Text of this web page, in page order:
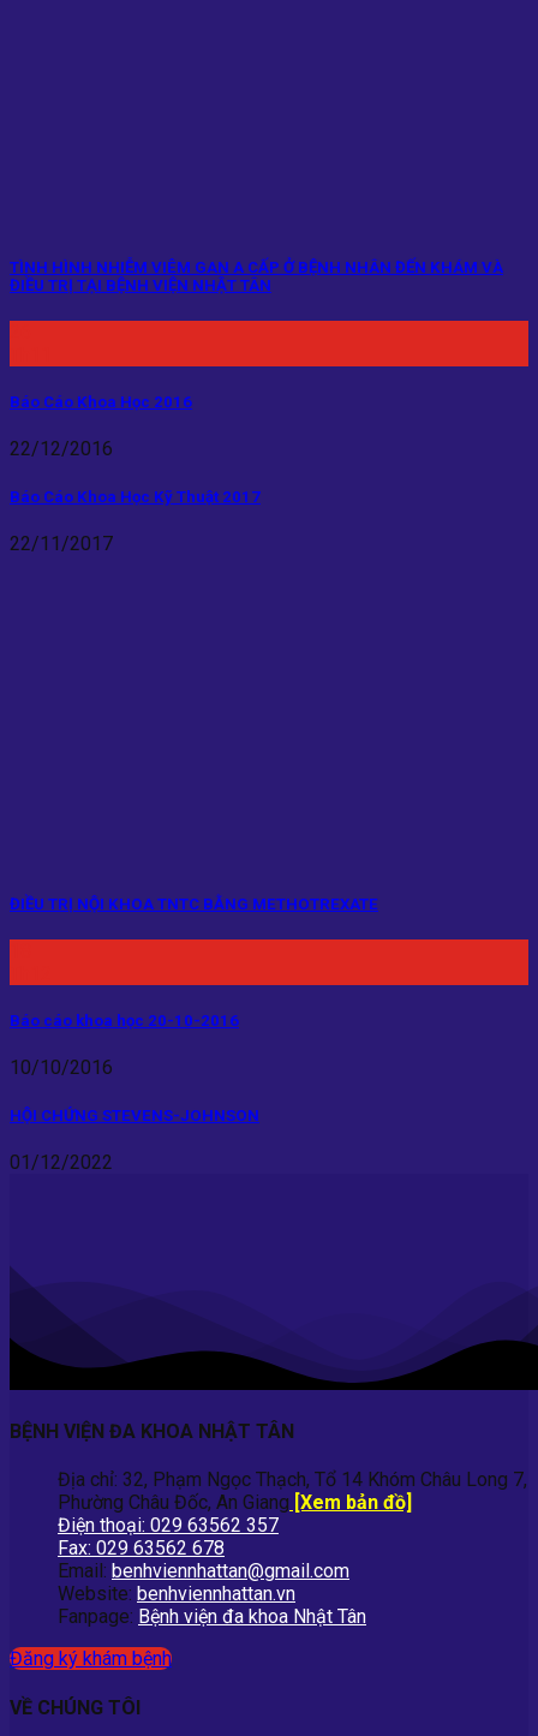
TÌNH HÌNH NHIỄM VIÊM GAN A CẤP Ở BỆNH NHÂN ĐẾN KHÁM VÀ
ĐIỀU TRỊ TẠI BỆNH VIỆN NHẬT TÂN
Báo Cáo Khoa Học 2016
22/12/2016
Báo Cáo Khoa Học Kỹ Thuật 2017
22/11/2017
ĐIỀU TRỊ NỘI KHOA TNTC BẰNG METHOTREXATE
Báo cáo khoa học 20-10-2016
10/10/2016
HỘI CHỨNG STEVENS-JOHNSON
01/12/2022
BỆNH VIỆN ĐA KHOA NHẬT TÂN
Địa chỉ: 32, Phạm Ngọc Thạch, Tổ 14 Khóm Châu Long 7,
Phường Châu Đốc, An Giang [Xem bản đồ]
Điện thoại: 029 63562 357
Fax: 029 63562 678
Email: benhviennhattan@gmail.com
Website: benhviennhattan.vn
Fanpage: Bệnh viện đa khoa Nhật Tân
Đăng ký khám bệnh
VỀ CHÚNG TÔI